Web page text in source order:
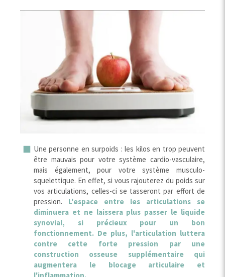
Une personne en surpoids : les kilos en trop peuvent
être mauvais pour votre système cardio-vasculaire,
mais également, pour votre système musculo-
squelettique. En effet, si vous rajouterez du poids sur
vos articulations, celles-ci se tasseront par effort de
pression. L'espace entre les articulations se
diminuera et ne laissera plus passer le liquide
synovial, si précieux pour un bon
fonctionnement. De plus, l'articulation luttera
contre cette forte pression par une
construction osseuse supplémentaire qui
augmentera le blocage articulaire et